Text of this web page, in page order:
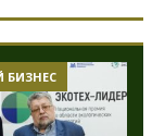
БИЗНЕС